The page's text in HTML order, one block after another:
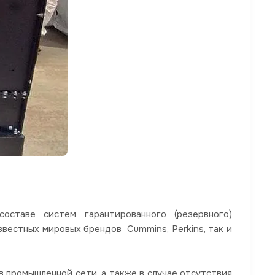
систем гарантированного (резервного)
мировых брендов Cummins, Perkins, так и